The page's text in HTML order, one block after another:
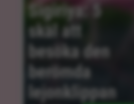
Sigiriya: 5
skäl att
besöka den
berömda
lejonklippan